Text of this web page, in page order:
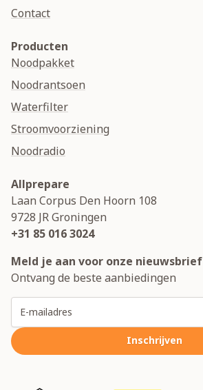
Contact
Producten
Noodpakket
Noodrantsoen
Waterfilter
Stroomvoorziening
Noodradio
Allprepare
Laan Corpus Den Hoorn 108
9728 JRGroningen
+31 85 016 3024
Meld je aan voor onze nieuwsbrief
Ontvang de beste aanbiedingen
Inschrijven